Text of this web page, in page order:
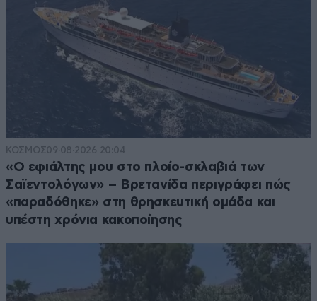
ΚΟΣΜΟΣ09·08·2026 20:04
«Ο εφιάλτης μου στο πλοίο-σκλαβιά των
Σαϊεντολόγων» – Βρετανίδα περιγράφει πώς
«παραδόθηκε» στη θρησκευτική ομάδα και
υπέστη χρόνια κακοποίησης